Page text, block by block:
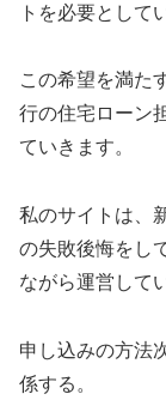
トを必要として
この希望を満た
行の住宅ローン
ていきます。
私のサイトは、
の失敗後悔をし
ながら運営して
申し込みの方法
係する。